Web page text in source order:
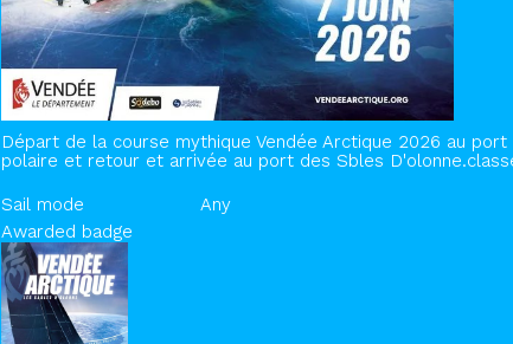
Départ de la course mythique Vendée Arctique 2026 au
polaire et retour et arrivée au port des Sbles
Sail mode
Any
Awarded badge